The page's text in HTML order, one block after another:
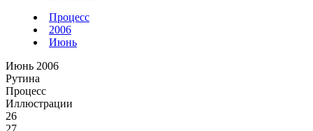
Процесс
2006
Июнь
Июнь 2006
Рутина
Процесс
Иллюстрации
26
27